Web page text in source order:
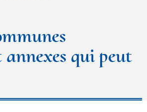
qui peut